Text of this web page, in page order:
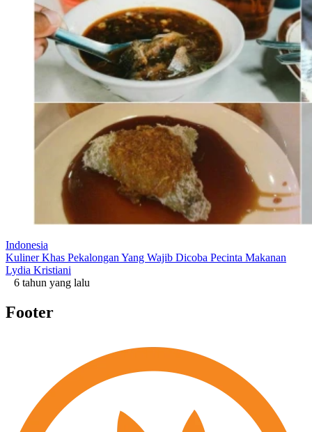
Indonesia
Kuliner Khas Pekalongan Yang Wajib Dicoba Pecinta Makanan
Lydia Kristiani
6 tahun yang lalu
Footer